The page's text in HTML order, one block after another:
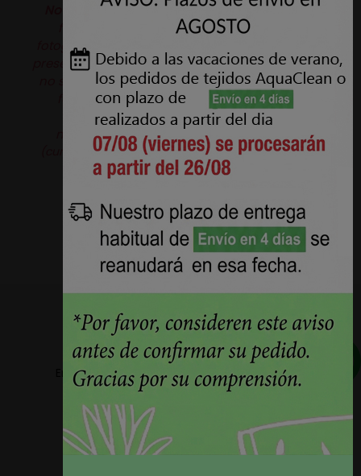
Puede haber variaciones de color de la
fotografía de la web al producto real, las
fotografías son orientativas. Además este tejido
presenta en su textura un pequeño grano el cual
no se aprecia en las fotografías. Si precisa una
fotografía con mayor detalle no dude en
solicitarla.Producto original de la
marcaAquaclean®.
Pérez Burgos e Hijos S.L.
(curtidosytapicerias.com) actúa como revendedor
independiente.
Envios a partir de 5,78€ + IVA en la peninsula
Plazos de entrega reducidos 24h/48h